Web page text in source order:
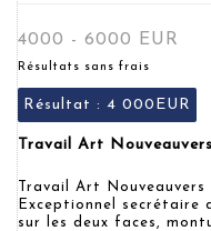
4000 - 6000 EUR
Résultats sans frais
Résultat : 4 000EUR
Travail Art
Travail Art Nouveauvers
Exceptionnel
sur les deux faces,